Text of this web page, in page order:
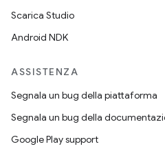
Scarica Studio
Android NDK
ASSISTENZA
Segnala un bug della piattaforma
Segnala un bug della
Google Play support